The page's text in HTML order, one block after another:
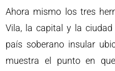
Ahora mismo los tres
Vila, la capital y la
país soberano insular
muestra el punto en